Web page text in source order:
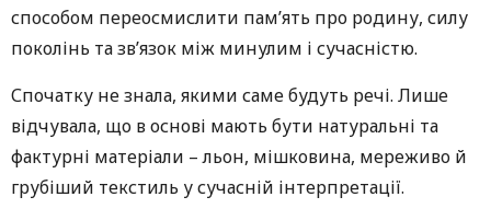
способом переосмислити пам’ять про родину, силу
поколінь та зв’язок між минулим і сучасністю.
Спочатку не знала, якими саме будуть речі. Лише
відчувала, що в основі мають бути натуральні та
фактурні матеріали – льон, мішковина, мереживо й
грубіший текстиль у сучасній інтерпретації.